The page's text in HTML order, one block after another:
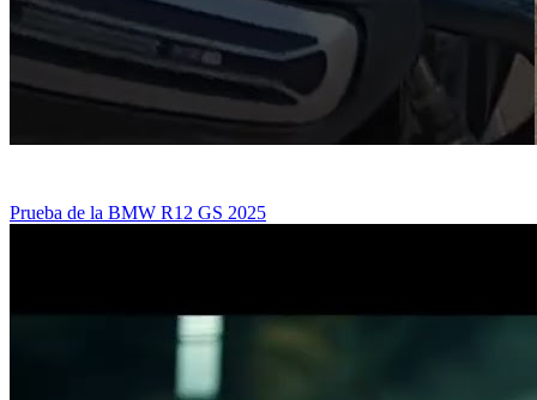
Prueba de la BMW R12 GS 2025